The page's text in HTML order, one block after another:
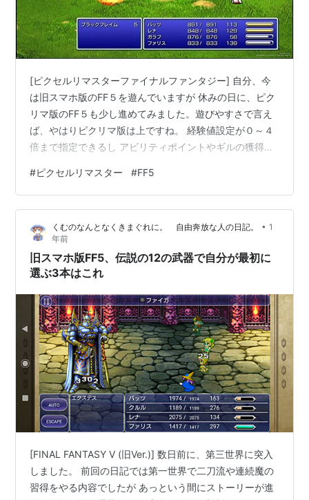
[ピクセルリマスターファイナルファンタジー] 自分、今
は旧スマホ版のFF５を遊んでいますが 休みの日に、ピク
リマ版のFF５も少し進めてみました。遊びやすさで言え
ば、やはりピクリマ版は上ですね。 経験値設定が０～４
倍まで指定できるし アビリティポイントやギルの獲得量
なりの時短で行えます。 ４倍報酬にすれば 第１世界の人
気稼ぎ場のブラックフレイム５体で アビリティポイント
１２もらえるので、れんぞくまも簡単にゲットできる。
獲得ギルも３４８０と、かなり多い。 戦闘もオートでや
れるので手間も掛からないし。遊びやすさはピクリマ版
が至高かなあ。残念な点が…
#ピクセルリマスター #FF5
くむのなんとなくきまぐれに。 自由奔放な人の日記。 • 1
年前
旧スマホ版FF5、伝説の12の武器で自分が最初に
選ぶ3本はこれ
[FINAL FANTASY V (旧Ver.)] 数日前に、第三世界に突入
しました。 前回の日記では第一世界で二刀流や連続魔の
習得をやる内容でしたが あっという間にストーリーが進